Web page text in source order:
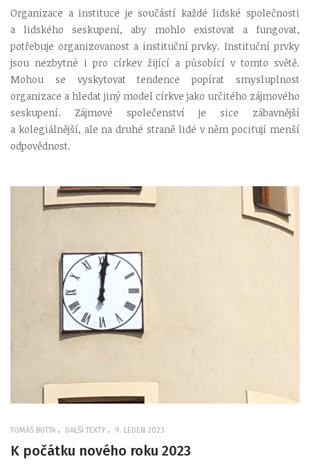
Organizace a instituce je součástí každé lidské společnosti
a lidského seskupení, aby mohlo existovat a fungovat,
potřebuje organizovanost a instituční prvky. Instituční prvky
jsou nezbytné i pro církev žijící a působící v tomto světě.
Mohou se vyskytovat tendence popírat smysluplnost
organizace a hledat jiný model církve jako určitého zájmového
seskupení. Zájmové společenství je sice zábavnější
a kolegiálnější, ale na druhé straně lidé v něm pociťují menší
odpovědnost.
TOMÁŠ BUTTA DALŠÍ TEXTY 9. LEDEN 2023
K počátku nového roku 2023